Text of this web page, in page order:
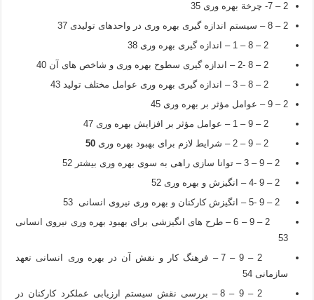
2 – 7- چرخة بهره وری 35
2 – 8 – سیستم اندازه گیری بهره وری در واحدهای تولیدی 37
2 – 8 – 1 – اندازه گیری بهره وری 38
2 – 8 -2 – اندازه گیری سطوح بهره وری و شاخص های آن 40
2 – 8 – 3 – اندازه گیری بهره وری عوامل مختلف تولید 43
2 – 9 – عوامل مؤثر بر بهره وری 45
2 – 9 – 1 – عوامل مؤثر بر افزایش بهره وری 47
2 – 9 – 2 – شرایط لازم برای بهبود بهره وری
50
2 – 9 – 3 – توانا سازی راهی به سوی بهره وری بیشتر 52
2 – 9 -4 – انگیزش و بهره وری 52
2 – 9 -5 – انگیزش کارکنان و بهره وری نیروی انسانی 53
2 – 9 – 6 – طرح های انگیزشی برای بهبود بهره وری نیروی انسانی
53
2 – 9 – 7 – فرهنگ کار و نقش آن در بهره وری انسانی تعهد
سازمانی 54
2 – 9 – 8 – بررسی نقش سیستم ارزیابی عملکرد کارکنان در